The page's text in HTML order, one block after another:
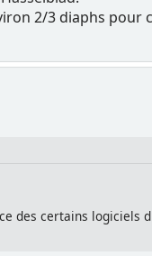
2/3 diaphs pour
des certains logiciels